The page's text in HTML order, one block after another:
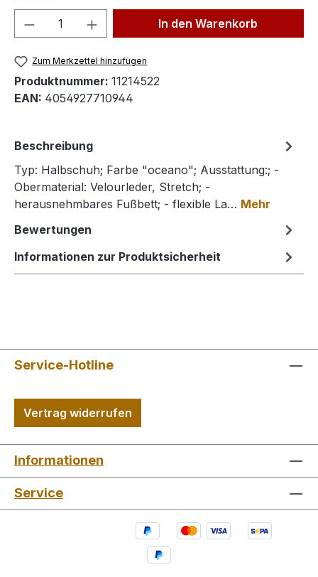
Produkt Anzahl: Gib denIn den Warenkorb
Zum Merkzettel hinzufügen
Produktnummer: 11214522
EAN: 4054927710944
Beschreibung
Typ: Halbschuh; Farbe "oceano"; Ausstattung:; -
Obermaterial: Velourleder, Stretch; -
herausnehmbares Fußbett; - flexible La… Mehr
Bewertungen
Informationen zur Produktsicherheit
Service-Hotline
Vertrag widerrufen
Informationen
Service